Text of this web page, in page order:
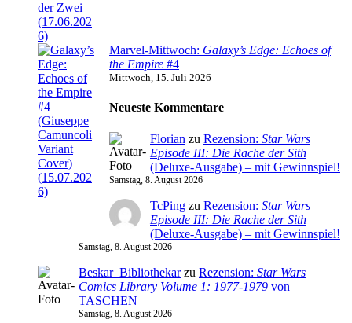
Marvel-Mittwoch: Galaxy’s Edge: Echoes of
the Empire #4
Mittwoch, 15. Juli 2026
Neueste Kommentare
Florian zu Rezension: Star Wars
Episode III: Die Rache der Sith
(Deluxe-Ausgabe) – mit Gewinnspiel!
Samstag, 8. August 2026
TcPing zu Rezension: Star Wars
Episode III: Die Rache der Sith
(Deluxe-Ausgabe) – mit Gewinnspiel!
Samstag, 8. August 2026
Beskar_Bibliothekarzu Rezension: Star Wars
Comics Library Volume 1: 1977-1979 von
TASCHEN
Samstag, 8. August 2026